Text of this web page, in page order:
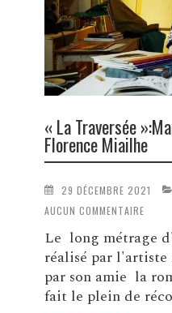
« La Traversée
Florence Miailhe
29 DÉCEMBRE 2021
AUCUN COMMENTAIRE
Le long métrage
réalisé par
par son amie la
fait le plein de